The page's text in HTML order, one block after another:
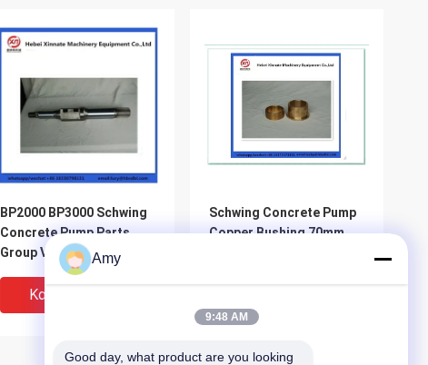
BP2000 BP3000 Schwing
Concrete Pump Parts
Group Valve Spindle
Καλύτερη Τιμή
Schwing Concrete Pump
Copper Bushing 70mm
Amy
9:48 AM
Good day, what product are you looking